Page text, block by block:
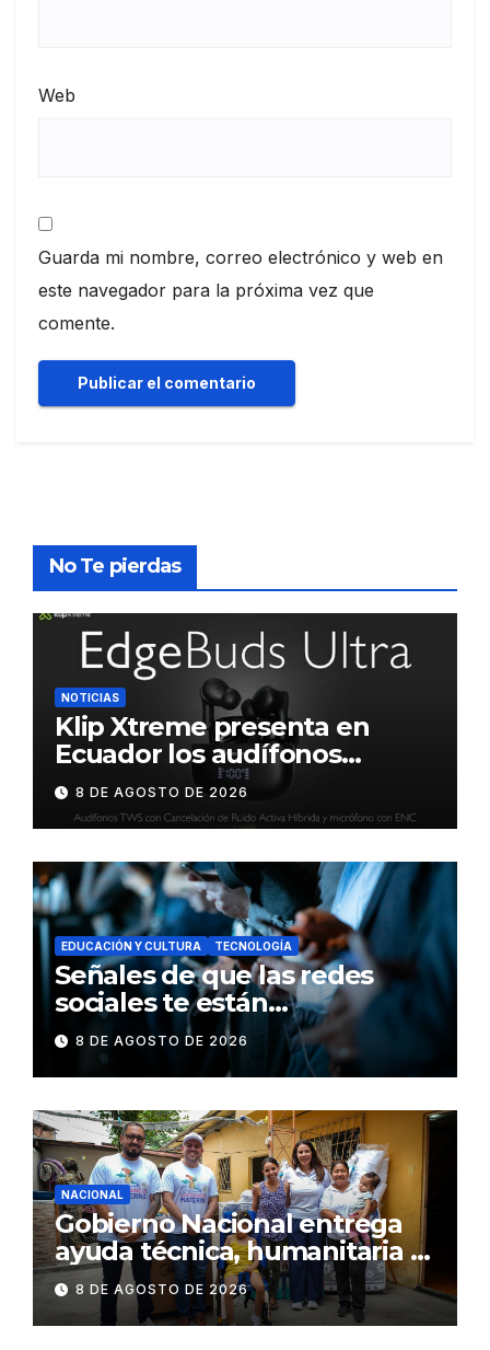
Web
Guarda mi nombre, correo electrónico y web en
este navegador para la próxima vez que
comente.
No Te pierdas
NOTICIAS
Klip Xtreme presenta en
Ecuador los audífonos
DynaBuds con sonido
inteligente y control táctil
8 DE AGOSTO DE 2026
EDUCACIÓN Y CULTURA TECNOLOGÍA
Señales de que las redes
sociales te están
consumiendo
8 DE AGOSTO DE 2026
NACIONAL
Gobierno Nacional entrega
ayuda técnica, humanitaria y
Bono Joaquín Gallegos Lara a
familia en situación de
vulnerabilidad
8 DE AGOSTO DE 2026